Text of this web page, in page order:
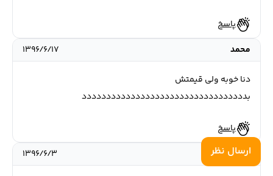
پاسخ
محمد
۱۳۹۶/۶/۱۷
دنا خوبه ولی قیمتش
بدددددددددددددددددددددددددددددددددد
پاسخ
عباس
۱۳۹۶/۶/۳ ارسال نظر